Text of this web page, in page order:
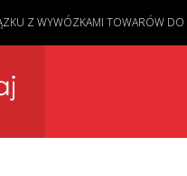
Z WYWÓZKAMI TOWARÓW DO